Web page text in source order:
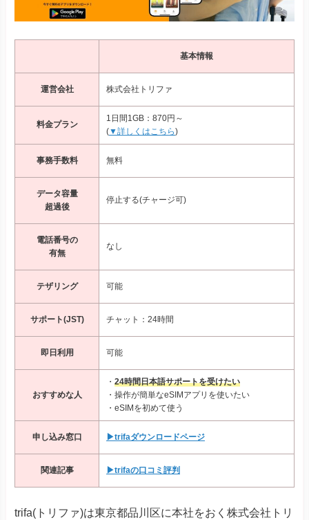
基本情報
運営会社 株式会社トリファ
料金プラン
1日間1GB：870円～
(▼詳しくはこちら)
事務手数料 無料
データ容量
超過後
停止する(チャージ可)
電話番号の
有無
なし
テザリング 可能
サポート(JST) チャット：24時間
即日利用 可能
おすすめな人
・ 24時間日本語サポートを受けたい
・操作が簡単なeSIMアプリを使いたい
・eSIMを初めて使う
申し込み窓口 ▶trifaダウンロードページ
関連記事 ▶trifaの口コミ評判
trifa(トリファ)は東京都品川区に本社をおく株式会社トリ